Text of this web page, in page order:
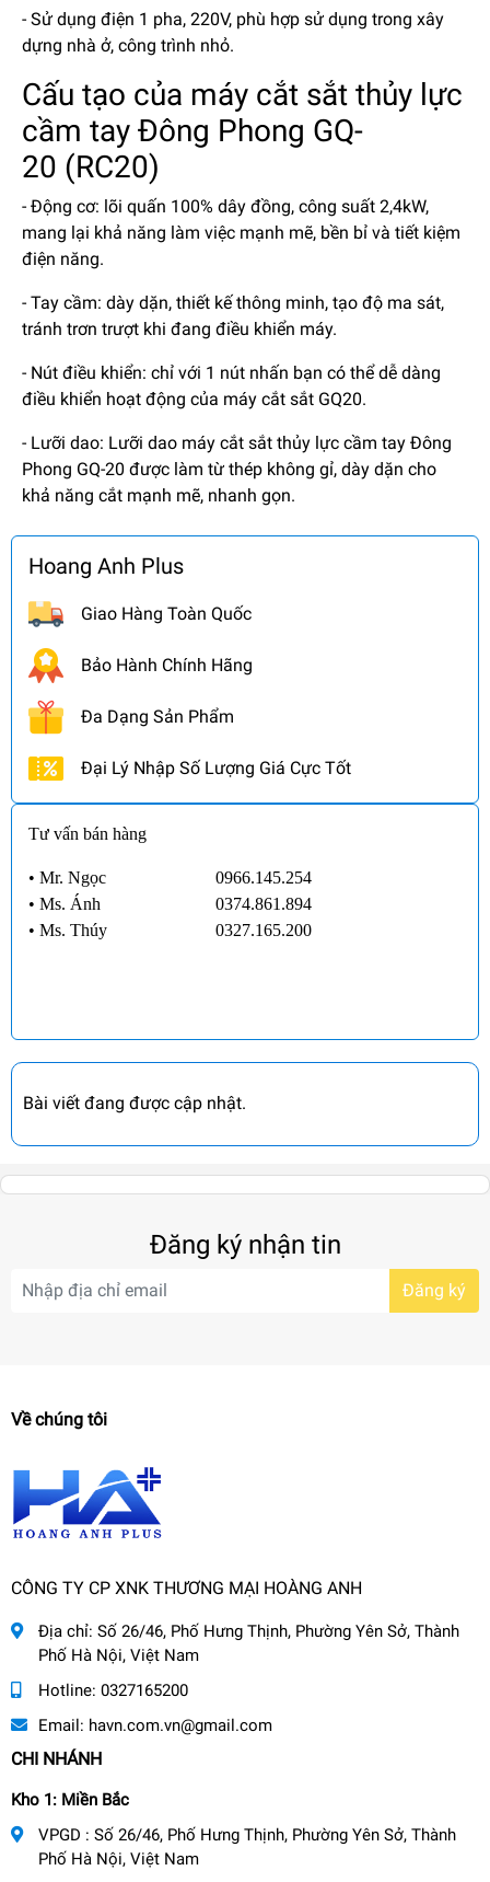
- Sử dụng điện 1 pha, 220V, phù hợp sử dụng trong xây
dựng nhà ở, công trình nhỏ.
Cấu tạo của máy cắt sắt thủy lực
cầm tay Đông Phong GQ-
20 (RC20)
- Động cơ: lõi quấn 100% dây đồng, công suất 2,4kW,
mang lại khả năng làm việc mạnh mẽ, bền bỉ và tiết kiệm
điện năng.
- Tay cầm: dày dặn, thiết kế thông minh, tạo độ ma sát,
tránh trơn trượt khi đang điều khiển máy.
- Nút điều khiển: chỉ với 1 nút nhấn bạn có thể dễ dàng
điều khiển hoạt động của máy cắt sắt GQ20.
- Lưỡi dao: Lưỡi dao máy cắt sắt thủy lực cầm tay Đông
Phong GQ-20 được làm từ thép không gỉ, dày dặn cho
khả năng cắt mạnh mẽ, nhanh gọn.
Hoang Anh Plus
Giao Hàng Toàn Quốc
Bảo Hành Chính Hãng
Đa Dạng Sản Phẩm
Đại Lý Nhập Số Lượng Giá Cực Tốt
Tư vấn bán hàng
• Mr. Ngọc
0966.145.254
• Ms. Ánh
0374.861.894
• Ms. Thúy 0327.165.200
Bài viết đang được cập nhật.
Đăng ký nhận tin
Đăng ký
Về chúng tôi
CÔNG TY CP XNK THƯƠNG MẠI HOÀNG ANH
Địa chỉ: Số 26/46, Phố Hưng Thịnh, Phường Yên Sở, Thành
Phố Hà Nội, Việt Nam
Hotline: 0327165200
Email: havn.com.vn@gmail.com
CHI NHÁNH
Kho 1: Miền Bắc
VPGD : Số 26/46, Phố Hưng Thịnh, Phường Yên Sở, Thành
Phố Hà Nội, Việt Nam